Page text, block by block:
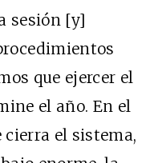
sesión [y]
que ejercer el
el año. En el
cierra el sistema,